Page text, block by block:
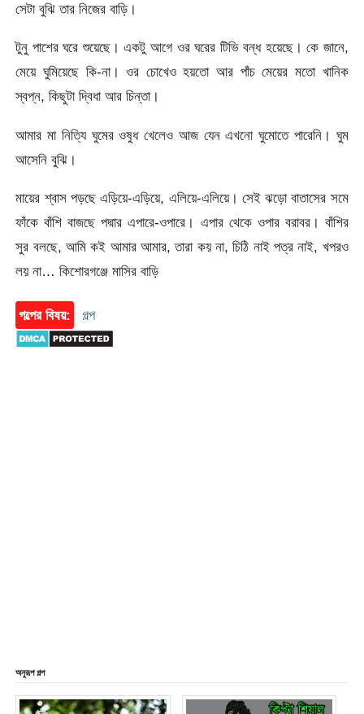
সেটা বুঝি তার নিজের বাড়ি।
টুনু পাশের ঘরে শুয়েছে। একটু আগে ওর ঘরের টিভি বন্ধ হয়েছে। কে জানে,
মেয়ে ঘুমিয়েছে কি-না। ওর চোখেও হয়তো আর পাঁচ মেয়ের মতো খানিক
স্বপ্ন, কিছুটা দ্বিধা আর চিন্তা।
আমার মা নিত্যি ঘুমের ওষুধ খেলেও আজ যেন এখনো ঘুমোতে পারেনি। ঘুম
আসেনি বুঝি।
মায়ের শ্বাস পড়ছে এড়িয়ে-এড়িয়ে, এলিয়ে-এলিয়ে। সেই ঝড়ো বাতাসের সমে
ফাঁকে বাঁশি বাজছে পদ্মার এপারে-ওপারে। এপার থেকে ওপার বরাবর। বাঁশির
সুর বলছে, আমি কই আমার আমার, তারা কয় না, চিঠি নাই পত্র নাই, খপরও
লয় না… কিশোরগঞ্জে মাসির বাড়ি
গল্পের বিষয়: গল্প
অনুরূপ গল্প